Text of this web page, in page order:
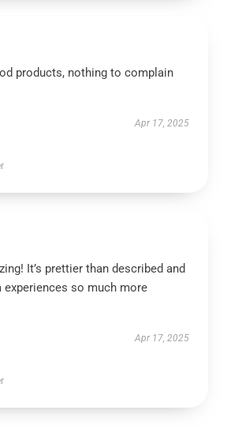
products, nothing to complain
Apr 17, 2025
It’s prettier than described and
experiences so much more
Apr 17, 2025